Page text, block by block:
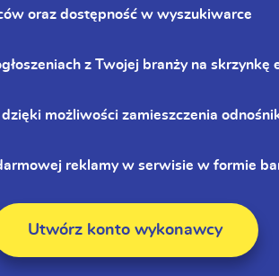
oraz dostępność w wyszukiwarce
z Twojej branży na skrzynkę
możliwości zamieszczenia
reklamy w serwisie w formie
Utwórz konto wykonawcy